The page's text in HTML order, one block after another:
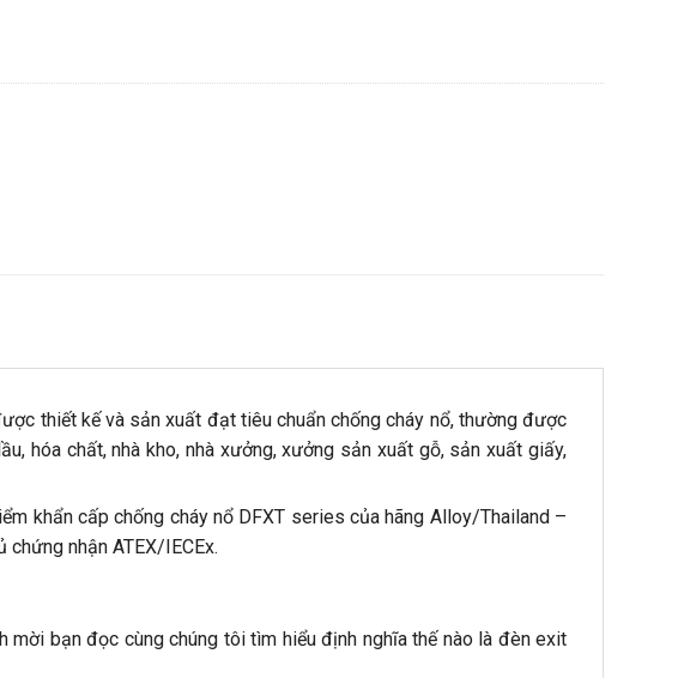
thiết kế và sản xuất đạt tiêu chuẩn chống cháy nổ, thường được
hóa chất, nhà kho, nhà xưởng, xưởng sản xuất gỗ, sản xuất giấy,
khẩn cấp chống cháy nổ DFXT series của hãng Alloy/Thailand –
nhận ATEX/IECEx.
bạn đọc cùng chúng tôi tìm hiểu định nghĩa thế nào là đèn exit